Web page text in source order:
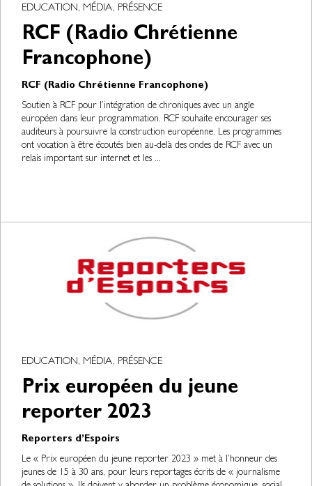
EDUCATION, MÉDIA, PRÉSENCE
RCF (Radio Chrétienne
Francophone)
RCF (Radio Chrétienne Francophone)
Soutien à RCF pour l’intégration de chroniques avec un angle
européen dans leur programmation. RCF souhaite encourager ses
auditeurs à poursuivre la construction européenne. Les programmes
ont vocation à être écoutés bien au-delà des ondes de RCF avec un
relais important sur internet et les ...
EDUCATION, MÉDIA, PRÉSENCE
Prix européen du jeune
reporter 2023
Reporters d’Espoirs
Le « Prix européen du jeune reporter 2023 » met à l’honneur des
jeunes de 15 à 30 ans, pour leurs reportages écrits de « journalisme